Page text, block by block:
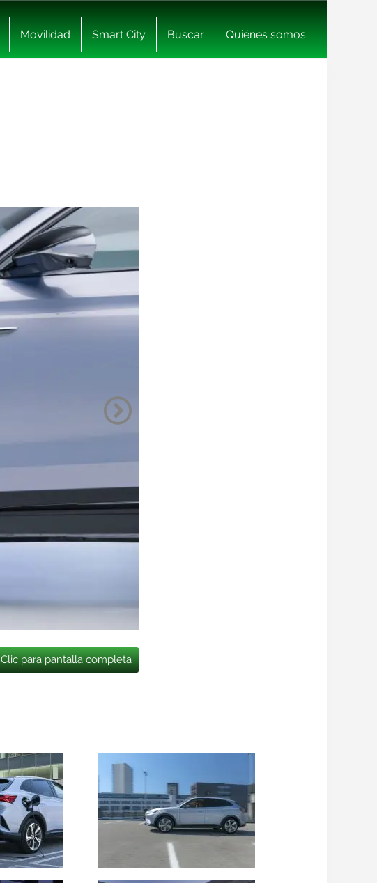
Movilidad Smart City Buscar Quiénes somos
Clic para pantalla completa